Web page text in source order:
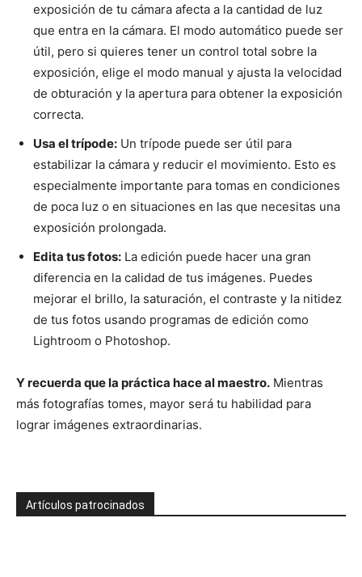
exposición de tu cámara afecta a la cantidad de luz
que entra en la cámara. El modo automático puede ser
útil, pero si quieres tener un control total sobre la
exposición, elige el modo manual y ajusta la velocidad
de obturación y la apertura para obtener la exposición
correcta.
Usa el trípode: Un trípode puede ser útil para
estabilizar la cámara y reducir el movimiento. Esto es
especialmente importante para tomas en condiciones
de poca luz o en situaciones en las que necesitas una
exposición prolongada.
Edita tus fotos: La edición puede hacer una gran
diferencia en la calidad de tus imágenes. Puedes
mejorar el brillo, la saturación, el contraste y la nitidez
de tus fotos usando programas de edición como
Lightroom o Photoshop.
Y recuerda que la práctica hace al maestro. Mientras
más fotografías tomes, mayor será tu habilidad para
lograr imágenes extraordinarias.
Artículos patrocinados